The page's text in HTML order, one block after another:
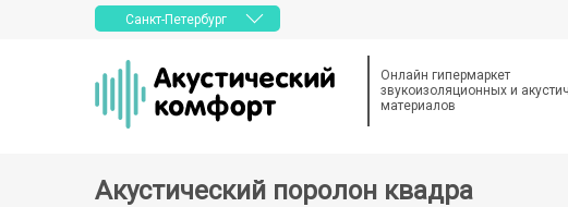
Санкт-Петербург
Онлайн гипермаркет
звукоизоляционных и
материалов
Акустический поролон квадра